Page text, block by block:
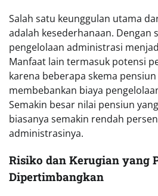
Salah satu keunggulan utama
adalah kesederhanaan. Dengan
pengelolaan administrasi
Manfaat lain termasuk potensi
karena beberapa skema
membebankan biaya
Semakin besar nilai pensiun
biasanya semakin rendah
administrasinya.
Risiko dan Kerugian yang
Dipertimbangkan